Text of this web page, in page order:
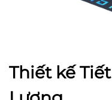
Thiết kế